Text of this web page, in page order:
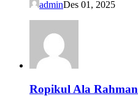
adminDes 01, 2025
Ropikul Ala Rahman